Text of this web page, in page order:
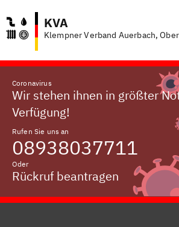
KVA
Klempner Verband Auerbach,
Coronavirus
Wir stehen ihnen in größter
Verfügung!
Rufen Sie uns an
08938037711
Oder
Rückruf beantragen